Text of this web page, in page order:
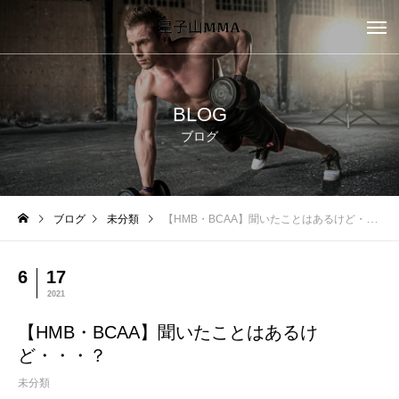
BLOG
ブログ
ブログ 未分類 【HMB・BCAA】聞いたことはあるけど・・・？
6 17
2021
【HMB・BCAA】聞いたことはあるけ
ど・・・？
未分類